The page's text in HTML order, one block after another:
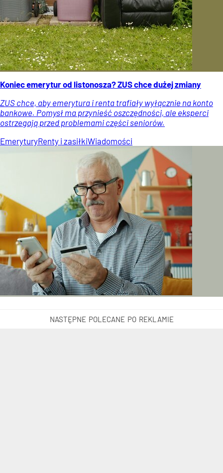
Koniec emerytur od listonosza? ZUS chce dużej zmiany
ZUS chce, aby emerytura i renta trafiały wyłącznie na konto
bankowe. Pomysł ma przynieść oszczędności, ale eksperci
ostrzegają przed problemami części seniorów.
EmeryturyRenty i zasiłkiWiadomości